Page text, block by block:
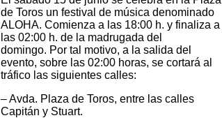
de Toros un festival de música denominado
ALOHA. Comienza a las 18:00 h. y finaliza a
las 02:00 h. de la madrugada del
domingo. Por tal motivo, a la salida del
evento, sobre las 02:00 horas, se cortará al
tráfico las siguientes calles:
– Avda. Plaza de Toros, entre las calles
Capitán y Stuart.